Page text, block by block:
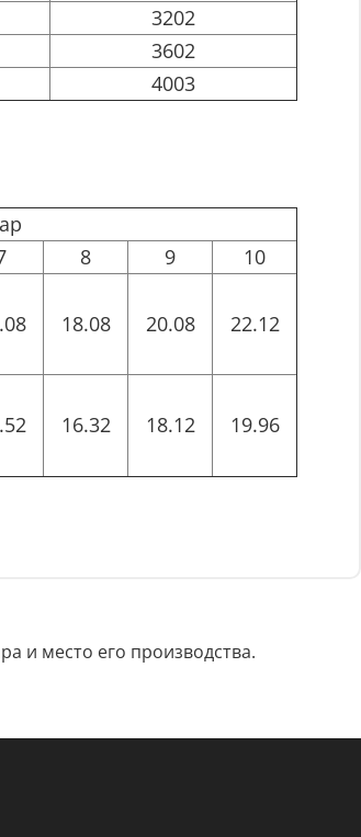
3202
3602
4003
8 9
10
18.08 20.08 22.12
16.32 18.12 19.96
и место его производства.